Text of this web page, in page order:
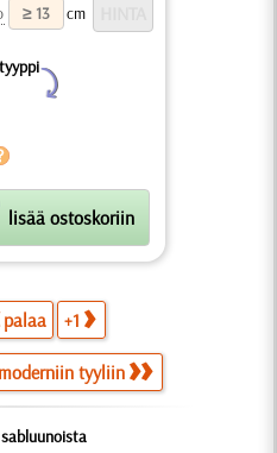
cm
Y
palaa +1
tyyliin